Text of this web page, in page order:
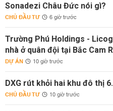
Sonadezi Châu Đức nói gì?
CHỦ ĐẦU TƯ 6 giờ trước
Trường Phú Holdings -
nhà ở quân đội tại Bắc Cam
DỰ ÁN 10 giờ trước
DXG rút khỏi hai khu đô thị
CHỦ ĐẦU TƯ 10 giờ trước